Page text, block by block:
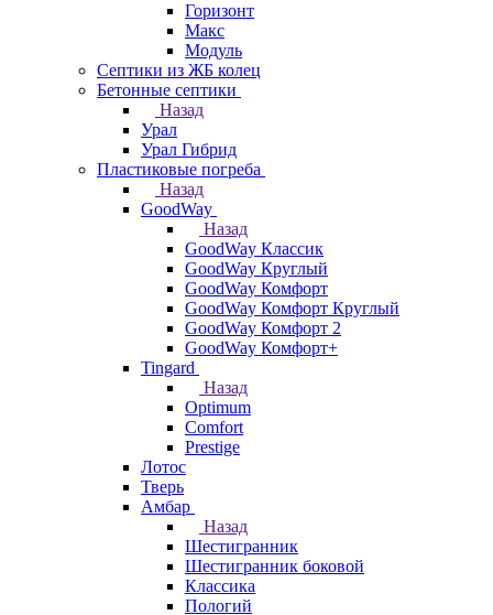
Горизонт
Макс
Модуль
Септики из ЖБ колец
Бетонные септики
Назад
Урал
Урал Гибрид
Пластиковые погреба
Назад
GoodWay
Назад
GoodWay Классик
GoodWay Круглый
GoodWay Комфорт
GoodWay Комфорт Круглый
GoodWay Комфорт 2
GoodWay Комфорт+
Tingard
Назад
Optimum
Comfort
Prestige
Лотос
Тверь
Амбар
Назад
Шестигранник
Шестигранник боковой
Классика
Пологий